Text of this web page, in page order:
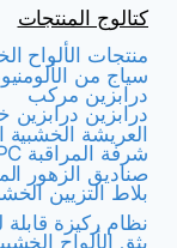
كتالوج المنتجات
منتجات الألواح
سياج من
درابزين مركب
درابزين درابزين
العريشة الخشبية
شرفة المراقبة WPC
صناديق الزهور
بلاط التزيين
نظام ركيزة قابلة
بثق الألواح